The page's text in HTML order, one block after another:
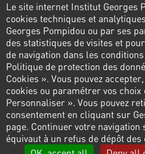
Tél. : 01 44
Stay in touch
CONTACT FORM
Follow us
Pied
dePrivacy policy Cookies
Le site internet Institut Georges
cookies techniques et
Georges Pompidou ou par ses
des statistiques de visites et
de navigation dans les
Politique de protection des
Cookies ». Vous pouvez
cookies ou paramétrer vos
Personnaliser ». Vous pouvez
consentement en cliquant sur
page. Continuer votre
équivaut à un refus de dépôt des